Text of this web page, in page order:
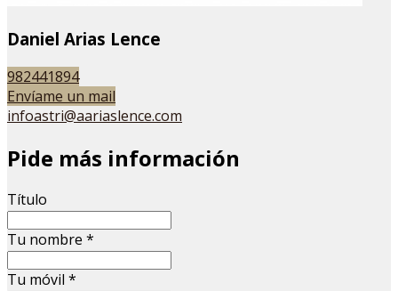
Daniel Arias Lence
982441894
Envíame un mail
infoastri@aariaslence.com
Pide más información
Título
Tu nombre *
Tu móvil *